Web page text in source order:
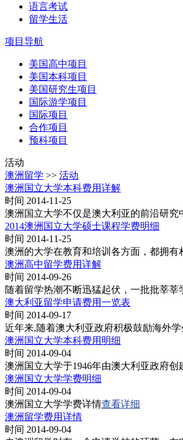
语言考试
留学生活
项目导航
美国高中项目
美国本科项目
美国研究生项目
国际游学项目
国际项目
合作项目
预科项目
活动
澳洲留学 >> 活动
澳洲国立大学本科费用详解
时间 2014-11-25
澳洲国立大学不仅是澳大利亚的前沿研
2014澳洲国立大学硕士课程学费明细
时间 2014-11-25
澳洲的大学在教育和培训各方面，都拥
澳洲高中留学费用详解
时间 2014-09-26
随着留学热潮不断迅猛起伏，一批批莘
澳大利亚留学申请费用一览表
时间 2014-09-17
近年来,随着澳大利亚政府积极鼓励海外
澳洲国立大学本科费用明细
时间 2014-09-04
澳洲国立大学于1946年由澳大利亚政府
澳洲国立大学学费明细
时间 2014-09-04
澳洲国立大学学费详情查看详细
澳洲留学费用详情
时间 2014-09-04